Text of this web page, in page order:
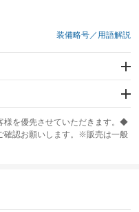
装備略号／用語解説
ABS
様を優先させていただきます。◆
確認お願いします。※販売は一般